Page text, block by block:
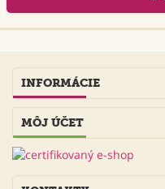
INFORMÁCIE
MÔJ ÚČET